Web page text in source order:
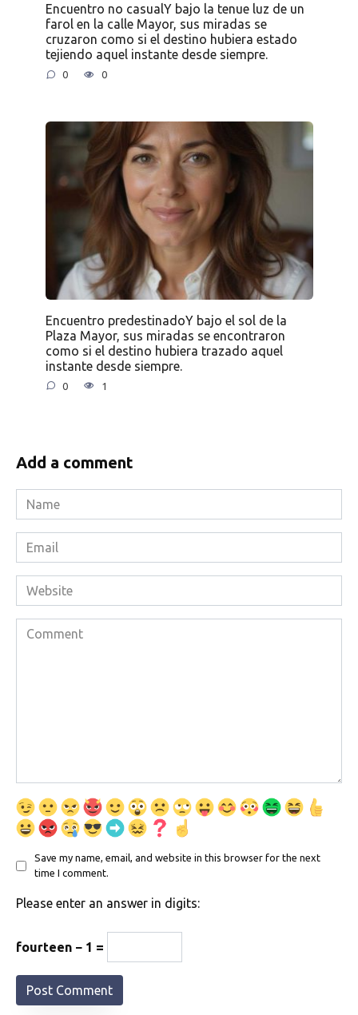
Encuentro no casualY bajo la tenue luz de un
farol en la calle Mayor, sus miradas se
cruzaron como si el destino hubiera estado
tejiendo aquel instante desde siempre.
0 0
Encuentro predestinadoY bajo el sol de la
Plaza Mayor, sus miradas se encontraron
como si el destino hubiera trazado aquel
instante desde siempre.
0 1
Add a comment
Name
*
Email
*
Website
Comment
Save my name, email, and website in this browser for the next
time I comment.
Please enter an answer in digits:
fourteen − 1 =